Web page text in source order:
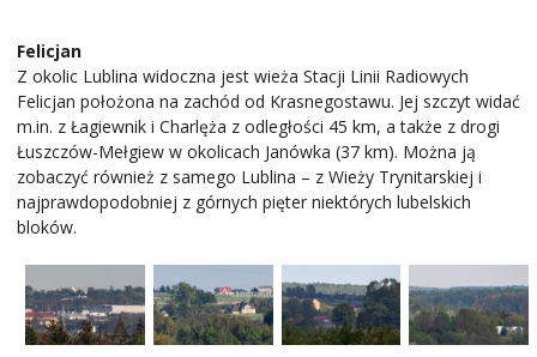
Felicjan
Z okolic Lublina widoczna jest wieża Stacji Linii Radiowych
Felicjan położona na zachód od Krasnegostawu. Jej szczyt widać
m.in. z Łagiewnik i Charlęża z odległości 45 km, a także z drogi
Łuszczów-Mełgiew w okolicach Janówka (37 km). Można ją
zobaczyć również z samego Lublina – z Wieży Trynitarskiej i
najprawdopodobniej z górnych pięter niektórych lubelskich
bloków.